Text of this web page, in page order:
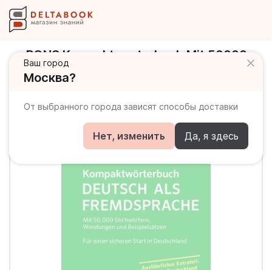
Ваш город
Москва?
От выбранного города зависят способы доставки
Нет, изменить Да, я здесь
PONS Kompaktworterbuch Mit 50000
Stichwortern, Wendungen und